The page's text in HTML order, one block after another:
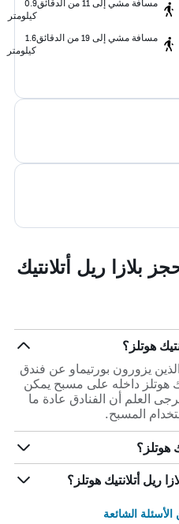
مسافة مشي إلى 11 من الدقائق
0.9
كيلومتر
مسافة مشي إلى 19 من الدقائق
1.6
كيلومتر
بلازا ريل أتلانتيك
هوتلز؟
يزورون بورتيماو عن فندق
هوتلز داخله على مسبح يمكن
العلم أن الفنادق عادة ما
المسبح.
هوتلز؟
ريل أتلانتيك هوتلز؟
الشائعة